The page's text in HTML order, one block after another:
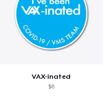
VAX-inated
$8